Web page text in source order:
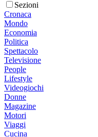
Sezioni
Cronaca
Mondo
Economia
Politica
Spettacolo
Televisione
People
Lifestyle
Videogiochi
Donne
Magazine
Motori
Viaggi
Cucina